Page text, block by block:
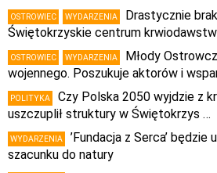
OSTROWIEC WYDARZENIA
Drastycznie
Świętokrzyskie centrum
OSTROWIEC WYDARZENIA
Młody
wojennego. Poszukuje aktorów i
POLITYKA
Czy Polska 2050 wyjdzie z
uszczuplił struktury w Świętokrzys …
WYDARZENIA
’Fundacja z Serca’ będzie
szacunku do natury